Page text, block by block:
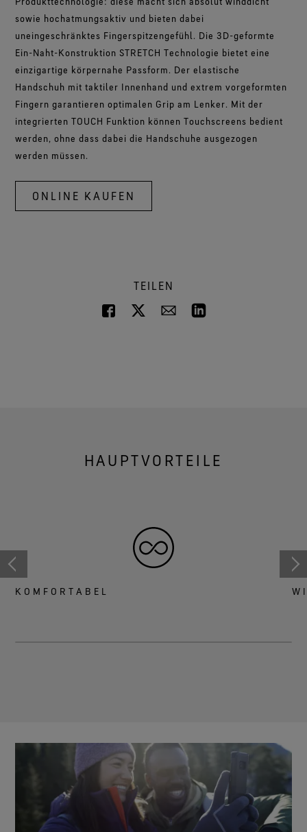
sowie hochatmungsaktiv und bieten dabei
uneingeschränktes Fingerspitzengefühl. Die 3D-geformte
Ein-Naht-Konstruktion STRETCH Technologie bietet eine
einzigartige körpernahe Passform. Der elastische
Handschuh mit taktiler Innenhand und extrem vorgeformten
Fingern garantieren optimalen Grip am Lenker. Mit der
integrierten TOUCH Funktion können Touchscreens bedient
werden, ohne dass dabei die Handschuhe ausgezogen
werden müssen.
ONLINE KAUFEN
TEILEN
HAUPTVORTEILE
KOMFORTABEL